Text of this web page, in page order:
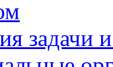
задачи